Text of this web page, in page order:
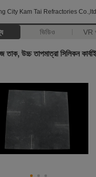
City Kam Tai Refractories Co.,ltd
ভিডিও VR
তাক, উচ্চ তাপমাত্রা সিলিকন